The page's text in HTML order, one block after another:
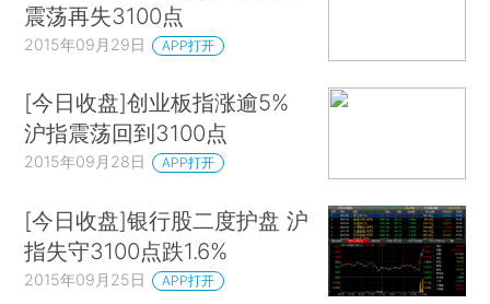
震荡再失3100点
2015年09月29日 APP打开
[今日收盘]创业板指涨逾5%
沪指震荡回到3100点
2015年09月28日 APP打开
[今日收盘]银行股二度护盘 沪
指失守3100点跌1.6%
2015年09月25日 APP打开